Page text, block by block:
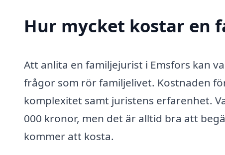
Hur mycket kostar en
Att anlita en familjejurist i Emsfors kan
frågor som rör familjelivet. Kostnaden
komplexitet samt juristens erfarenhet.
000 kronor, men det är alltid bra att
kommer att kosta.